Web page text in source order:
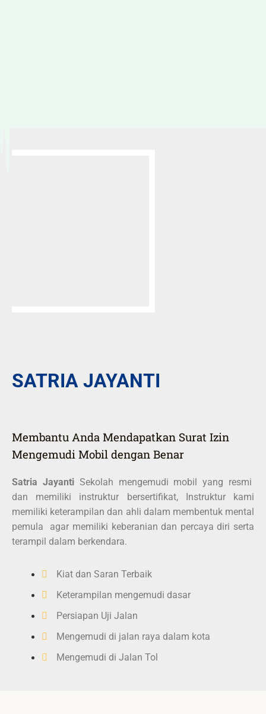
SATRIA JAYANTI
Membantu Anda Mendapatkan Surat Izin
Mengemudi Mobil dengan Benar
Satria JayantiSekolah mengemudi mobil yang resmi
dan memiliki instruktur bersertifikat, Instruktur kami
memiliki keterampilan dan ahli dalam membentuk mental
pemula agar memiliki keberanian dan percaya diri serta
terampil dalam berkendara.
Kiat dan Saran Terbaik
Keterampilan mengemudi dasar
Persiapan Uji Jalan
Mengemudi di jalan raya dalam kota
Mengemudi di Jalan Tol